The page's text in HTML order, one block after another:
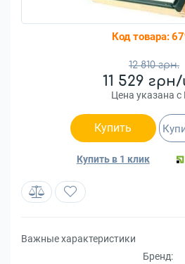
Код товара:
12 810 грн.
11 529
Цена указана
Купить
Купить в 1 клик
Важные характеристики
Бренд: